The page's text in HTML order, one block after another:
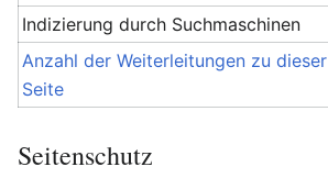
Indizierung durch Suchmaschinen
Anzahl der Weiterleitungen zu dieser
Seite
Seitenschutz